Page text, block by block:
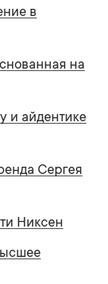
в
на
и айдентике
Сергея
Никсен